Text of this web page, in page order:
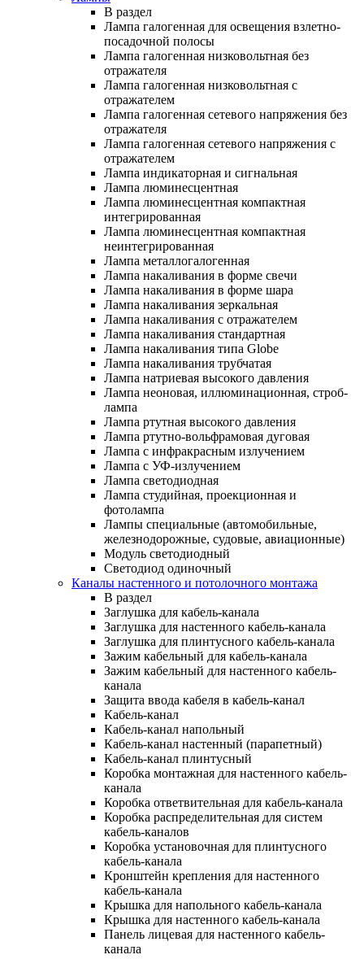
В раздел
Лампа галогенная для освещения взлетно-
посадочной полосы
Лампа галогенная низковольтная без
отражателя
Лампа галогенная низковольтная с
отражателем
Лампа галогенная сетевого напряжения без
отражателя
Лампа галогенная сетевого напряжения с
отражателем
Лампа индикаторная и сигнальная
Лампа люминесцентная
Лампа люминесцентная компактная
интегрированная
Лампа люминесцентная компактная
неинтегрированная
Лампа металлогалогенная
Лампа накаливания в форме свечи
Лампа накаливания в форме шара
Лампа накаливания зеркальная
Лампа накаливания с отражателем
Лампа накаливания стандартная
Лампа накаливания типа Globe
Лампа накаливания трубчатая
Лампа натриевая высокого давления
Лампа неоновая, иллюминационная, строб-
лампа
Лампа ртутная высокого давления
Лампа ртутно-вольфрамовая дуговая
Лампа с инфракрасным излучением
Лампа с УФ-излучением
Лампа светодиодная
Лампа студийная, проекционная и
фотолампа
Лампы специальные (автомобильные,
железнодорожные, судовые, авиационные)
Модуль светодиодный
Светодиод одиночный
Каналы настенного и потолочного монтажа
В раздел
Заглушка для кабель-канала
Заглушка для настенного кабель-канала
Заглушка для плинтусного кабель-канала
Зажим кабельный для кабель-канала
Зажим кабельный для настенного кабель-
канала
Защита ввода кабеля в кабель-канал
Кабель-канал
Кабель-канал напольный
Кабель-канал настенный (парапетный)
Кабель-канал плинтусный
Коробка монтажная для настенного кабель-
канала
Коробка ответвительная для кабель-канала
Коробка распределительная для систем
кабель-каналов
Коробка установочная для плинтусного
кабель-канала
Кронштейн крепления для настенного
кабель-канала
Крышка для напольного кабель-канала
Крышка для настенного кабель-канала
Панель лицевая для настенного кабель-
канала